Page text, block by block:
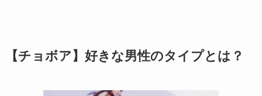
【チョボア】好きな男性のタイプとは？